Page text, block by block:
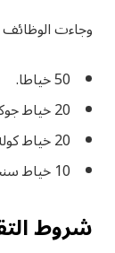
وجاءت الوظائف
50 خياطا.
20 خياط جوكر.
20 خياط كوله بولو.
10 خياط سنجر.
شروط